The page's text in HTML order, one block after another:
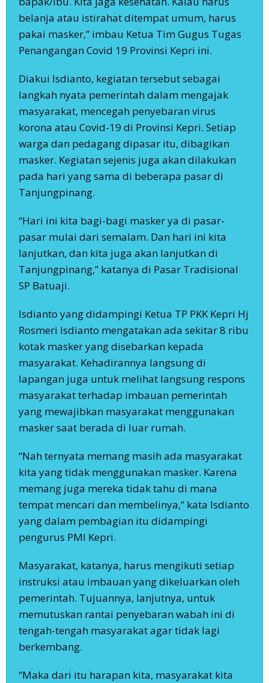
belanja atau istirahat ditempat umum, harus
pakai masker,” imbau Ketua Tim Gugus Tugas
Penangangan Covid 19 Provinsi Kepri ini.
Diakui Isdianto, kegiatan tersebut sebagai
langkah nyata pemerintah dalam mengajak
masyarakat, mencegah penyebaran virus
korona atau Covid-19 di Provinsi Kepri. Setiap
warga dan pedagang dipasar itu, dibagikan
masker. Kegiatan sejenis juga akan dilakukan
pada hari yang sama di beberapa pasar di
Tanjungpinang.
“Hari ini kita bagi-bagi masker ya di pasar-
pasar mulai dari semalam. Dan hari ini kita
lanjutkan, dan kita juga akan lanjutkan di
Tanjungpinang,” katanya di Pasar Tradisional
SP Batuaji.
Isdianto yang didampingi Ketua TP PKK Kepri Hj
Rosmeri Isdianto mengatakan ada sekitar 8 ribu
kotak masker yang disebarkan kepada
masyarakat. Kehadirannya langsung di
lapangan juga untuk melihat langsung respons
masyarakat terhadap imbauan pemerintah
yang mewajibkan masyarakat menggunakan
masker saat berada di luar rumah.
“Nah ternyata memang masih ada masyarakat
kita yang tidak menggunakan masker. Karena
memang juga mereka tidak tahu di mana
tempat mencari dan membelinya,” kata Isdianto
yang dalam pembagian itu didampingi
pengurus PMI Kepri.
Masyarakat, katanya, harus mengikuti setiap
instruksi atau imbauan yang dikeluarkan oleh
pemerintah. Tujuannya, lanjutnya, untuk
memutuskan rantai penyebaran wabah ini di
tengah-tengah masyarakat agar tidak lagi
berkembang.
“Maka dari itu harapan kita, masyarakat kita